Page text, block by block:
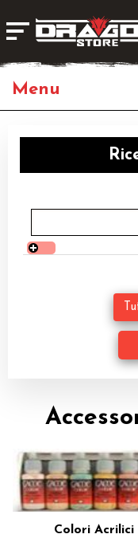
Giochi da Tavolo
Giochi di Ruolo
Librigame
Fumetti & Romanzi
Giochi di Carte
Accessori
Giocattoli e Gadget
Offerte del Dragone
Colori Acrilici